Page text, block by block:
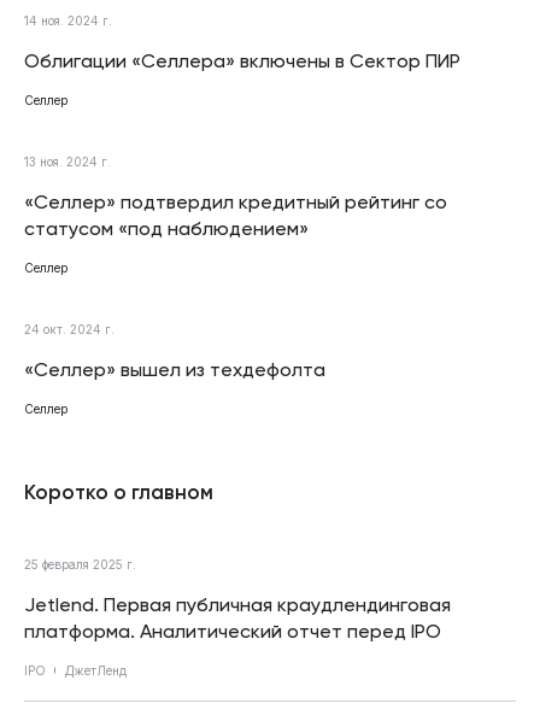
14 ноя. 2024 г.
Облигации «Селлера» включены в Сектор ПИР
Селлер
13 ноя. 2024 г.
«Селлер» подтвердил кредитный рейтинг со
статусом «под наблюдением»
Селлер
24 окт. 2024 г.
«Селлер» вышел из техдефолта
Селлер
Коротко о главном
25 февраля 2025 г.
Jetlend. Первая публичная краудлендинговая
платформа. Аналитический отчет перед IPO
IPO ДжетЛенд